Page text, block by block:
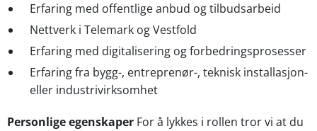
Erfaring med offentlige anbud og tilbudsarbeid
Nettverk i Telemark og Vestfold
Erfaring med digitalisering og forbedringsprosesser
Erfaring fra bygg-, entreprenør-, teknisk installasjon-
eller industrivirksomhet
Personlige egenskaper For å lykkes i rollen tror vi at du